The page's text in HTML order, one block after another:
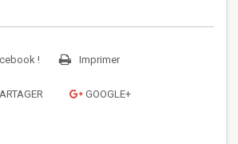
! Imprimer
GOOGLE+